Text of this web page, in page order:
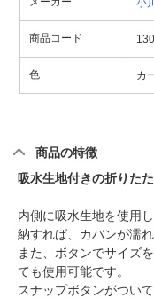
商品コード
色 カ
商品の特徴
吸水生地付きの折りた
内側に吸水生地を使用
納すれば、カバンが濡
また、ボタンでサイズ
ても使用可能です。
スナップボタンがつい